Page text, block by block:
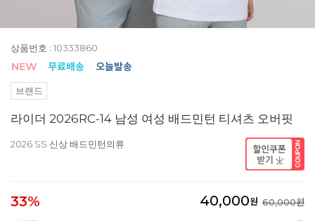
상품번호 : 10333860
브랜드
라이더 2026RC-14 남성 여성 배드민턴 티셔츠 오버핏
2026 SS 신상 배드민턴의류
33% 40,000원 60,000원